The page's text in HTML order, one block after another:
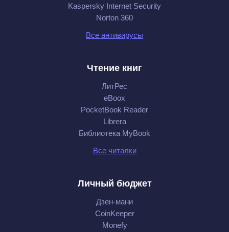
Kaspersky Internet Security
Norton 360
Все антивирусы
Чтение книг
ЛитРес
eBoox
PocketBook Reader
Librera
Библиотека MyBook
Все читалки
Личный бюджет
Дзен-мани
CoinKeeper
Monefy